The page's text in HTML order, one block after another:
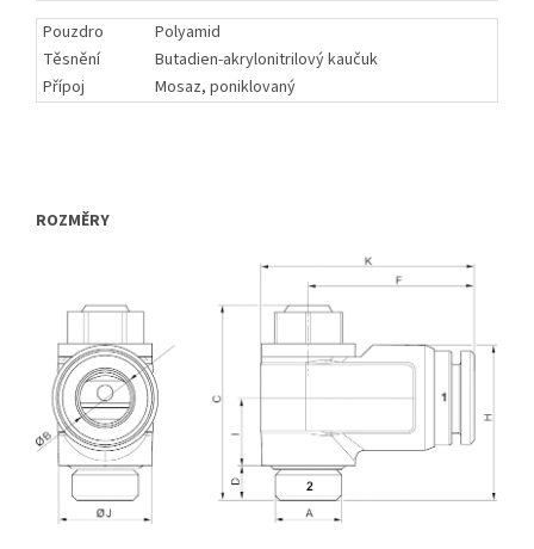
Pouzdro
Polyamid
Těsnění
Butadien-akrylonitrilový kaučuk
Přípoj
Mosaz, poniklovaný
ROZMĚRY